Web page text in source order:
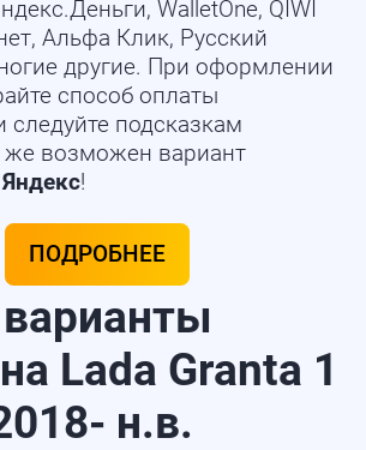
WalletOne, QIWI
Альфа Клик, Русский
другие. При оформлении
способ оплаты
следуйте подсказкам
же возможен вариант
!
ПОДРОБНЕЕ
Lada Granta 1
н.в.